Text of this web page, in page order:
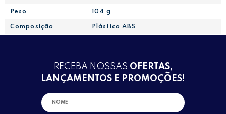
Peso 104 g
Composição Plástico ABS
RECEBA NOSSAS OFERTAS,
LANÇAMENTOS E PROMOÇÕES!